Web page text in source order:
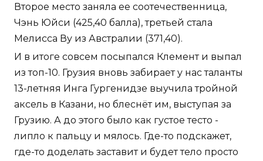
Второе место заняла ее соотечественница,
Чэнь Юйси (425,40 балла), третьей стала
Мелисса Ву из Австралии (371,40).
И в итоге совсем посыпался Клемент и выпал
из топ-10. Грузия вновь забирает у нас таланты
13-летняя Инга Гургенидзе выучила тройной
аксель в Казани, но блеснёт им, выступая за
Грузию. А до этого было как густое тесто -
липло к пальцу и мялось. Где-то подскажет,
где-то доделать заставит и будет тело просто